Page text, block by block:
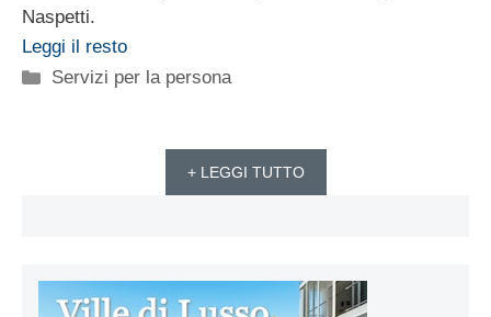
Naspetti.
Leggi il resto
Categorie
Servizi per la persona
+ LEGGI TUTTO